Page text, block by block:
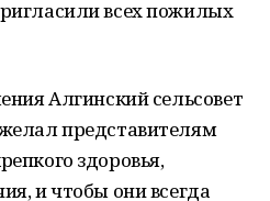
всех пожилых
Алгинский сельсовет
представителям
здоровья,
и чтобы они всегда